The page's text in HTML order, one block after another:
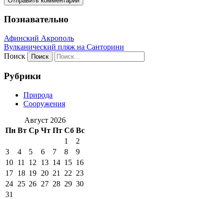
Познавательно
Афинский Акрополь
Вулканический пляж на Санторини
Поиск
Рубрики
Природа
Сооружения
Август 2026
Пн Вт Ср Чт Пт Сб Вс
1
2
3
4 5 6 7 8
9
10 11 12 13 14 15 16
17 18 19 20 21 22 23
24 25 26 27 28 29 30
31